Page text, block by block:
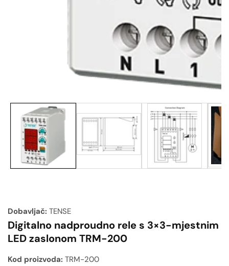
Galerija
medija
Dobavljač: TENSE
Digitalno nadproudno rele s 3×3-mjestnim
LED zaslonom TRM-200
Kod proizvoda: TRM-200